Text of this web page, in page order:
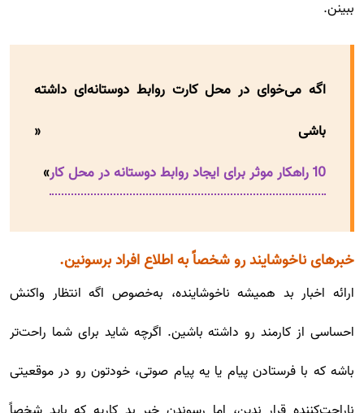
ببینن.
اگه می‌خوای در محل کارت روابط دوستانه‌ای داشته
باشی «
10 راهکار موثر برای ایجاد روابط دوستانه در محل کار
»
خبرهای ناخوشایند رو شخصاً به اطلاع افراد برسونین.
ارائه اخبار بد همیشه ناخوشاینده، به‌خصوص اگه انتظار واکنش
احساسی از کارمند رو داشته باشین. اگرچه شاید برای شما راحت‌تر
باشه که با فرستادن پیام یا یه پیام صوتی، خودتون رو در موقعیتی